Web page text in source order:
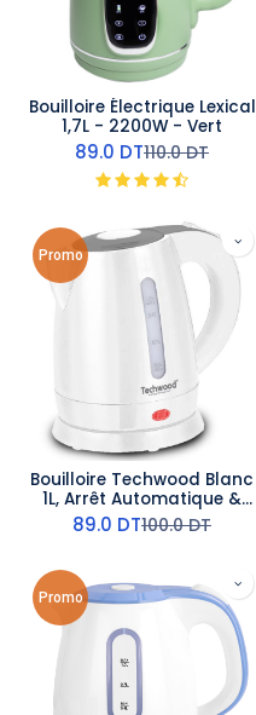
Bouilloire Électrique Lexical
1,7L - 2200W - Vert
89.0 DT110.0DT
Promo
Bouilloire Techwood Blanc
1L, Arrêt Automatique &
Protection Surchauffe,
Couvercle Sécurité – TB-
89.0 DT100.0DT
Promo